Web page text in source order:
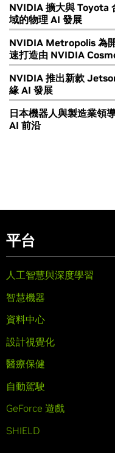
NVIDIA 擴大與 Toyota
域的物理 AI 發展
NVIDIA Metropolis 為
速打造由 NVIDIA
NVIDIA 推出新款
緣 AI 發展
日本機器人與製造業領
AI 前沿
平台
人工智慧與深度學習
智慧機器
資料中心
設計視覺化
醫療保健
自動駕駛
GeForce 遊戲
SHIELD